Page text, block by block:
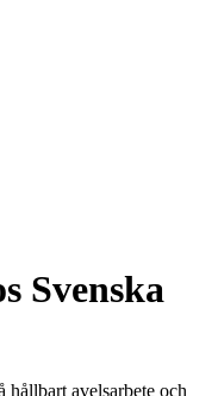
Svenska
hållbart avelsarbete och